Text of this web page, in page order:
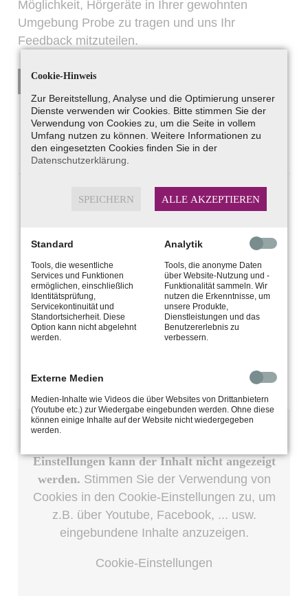
Möglichkeit, Hörgeräte in Ihrer gewohnten
Umgebung Probe zu tragen und uns Ihr
Feedback mitzuteilen.
ZU UNSEREN LEISTUNGEN
Ihre Zufriedenheit ist uns
wichtig!
Waren oder sind Sie mit unserem Service
zufrieden? Dann freuen wir uns auf Ihre
Zeitgleich unterstützen Sie mit Ihrer Bewertung
Einstellungen kann der Inhalt nicht angezeigt
werden. Stimmen Sie der Verwendung von
Cookies in den Cookie-Einstellungen zu, um
z.B. über Youtube, Facebook, ... usw.
eingebundene Inhalte anzuzeigen.
Cookie-Einstellungen
Cookie-Hinweis
Zur Bereitstellung, Analyse und die Optimierung unserer
Dienste verwenden wir Cookies. Bitte stimmen Sie der
Verwendung von Cookies zu, um die Seite in vollem
Umfang nutzen zu können. Weitere Informationen zu
den eingesetzten Cookies finden Sie in der
Datenschutzerklärung
SPEICHERN ALLE AKZEPTIEREN
Standard
Tools, die wesentliche
Services und Funktionen
ermöglichen, einschließlich
Identitätsprüfung,
Servicekontinuität und
Standortsicherheit. Diese
Option kann nicht abgelehnt
werden.
Analytik
Tools, die anonyme Daten
über Website-Nutzung und -
Funktionalität sammeln. Wir
nutzen die Erkenntnisse, um
unsere Produkte,
Dienstleistungen und das
Benutzererlebnis zu
verbessern.
Externe Medien
Medien-Inhalte wie Videos die über Websites von Drittanbietern
(Youtube etc.) zur Wiedergabe eingebunden werden. Ohne diese
können einige Inhalte auf der Website nicht wiedergegeben
werden.